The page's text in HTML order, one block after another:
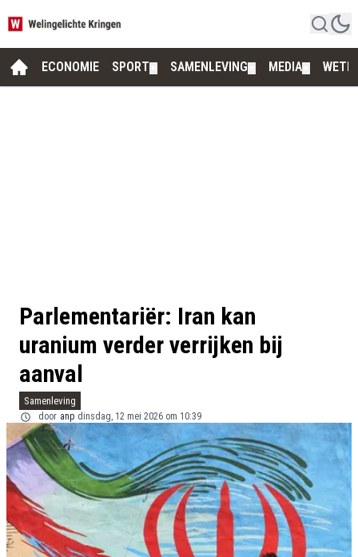
ECONOMIE SPORT SAMENLEVING MEDIA
Parlementariër: Iran kan
uranium verder verrijken bij
aanval
Samenleving
door anp dinsdag, 12 mei 2026 om 10:39